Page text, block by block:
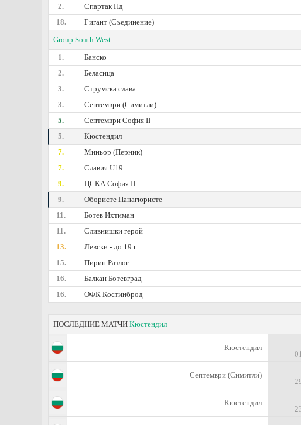
2.
Спартак Пд
18.
Гигант (Съединение)
Group South West
1.
Банско
2.
Беласица
3.
Струмска слава
3.
Септември (Симитли)
5.
Септември София II
5.
Кюстендил
7.
Миньор (Перник)
7.
Славия U19
9.
ЦСКА София II
9.
Обористе Панагюристе
11.
Ботев Ихтиман
11.
Сливнишки герой
13.
Левски - дo 19 г.
15.
Пирин Разлог
16.
Балкан Ботевград
16.
ОФК Костинброд
ПОСЛЕДНИЕ МАТЧИ Кюстендил
Кюстендил
Септември (Симитли)
Кюстендил